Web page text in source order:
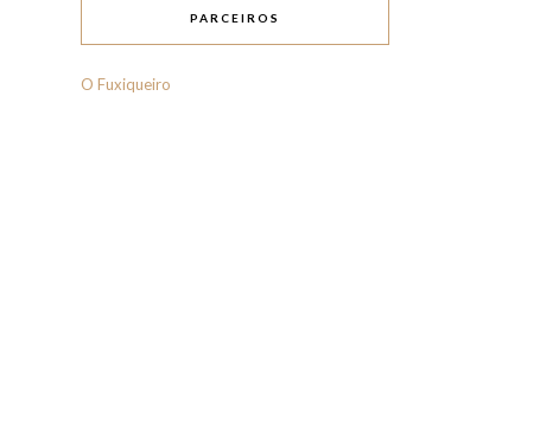
PARCEIROS
O Fuxiqueiro